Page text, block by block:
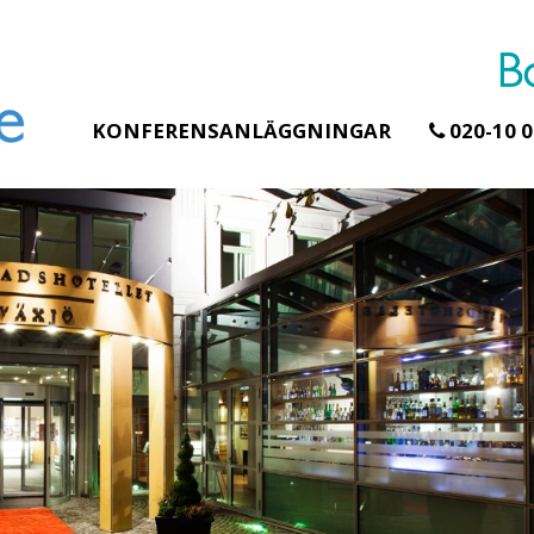
KONFERENSANLÄGGNINGAR 020-10
Erbjudande från Åhus Seaside
SPA & Konferens
Åhus Seaside Take
Over erbjudande
Ta över ett helt hotell. På
stranden i Åhus. För grupper
erbjuder vi en full abonnering
av Åhus Seaside SPA &
Konferens. Under er vistelse är
hela hotellet ert ...
Erbjudande från
Hela
teamet –
skogen ingår
Samla teamet för
konferensdagar
övernattning i
skogsmiljö,
minuter från
bokar vårt